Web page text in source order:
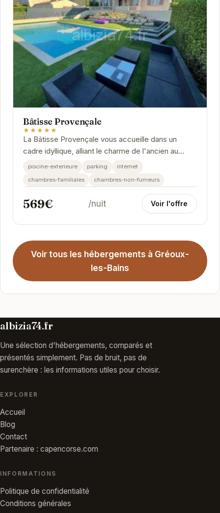
Bâtisse Provençale
★★★★★
La Bâtisse Provençale vous accueille dans un
cadre idyllique, alliant le charme de l'ancien au
confort moderne. Profitez de la piscine
piscine-exterieure parking
internet
chambres-familiales
chambres-non-fumeurs
569€ /nuit Voir l'offre
Voir tous les hébergements à Gréoux-
les-Bains
albizia74.fr
Une sélection d'hébergements, comparés et
présentés simplement. Pas de bruit, pas de
surenchère : les informations utiles pour choisir.
EXPLORER
Accueil
Blog
Contact
Partenaire : capencorse.com
INFORMATIONS
Politique de confidentialité
Conditions générales